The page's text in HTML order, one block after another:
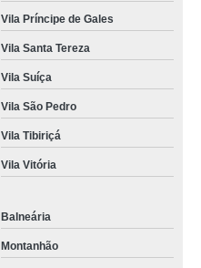
Vila Príncipe de Gales
Vila Santa Tereza
Vila Suíça
Vila São Pedro
Vila Tibiriçá
Vila Vitória
Balneária
Montanhão